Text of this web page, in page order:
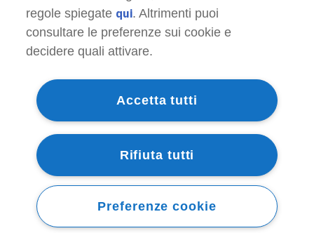
regole spiegate qui. Altrimenti puoi
consultare le preferenze sui cookie e
decidere quali attivare.
Accetta tutti
Rifiuta tutti
Preferenze cookie